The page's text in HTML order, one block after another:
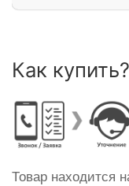
Как купить?
Товар находится